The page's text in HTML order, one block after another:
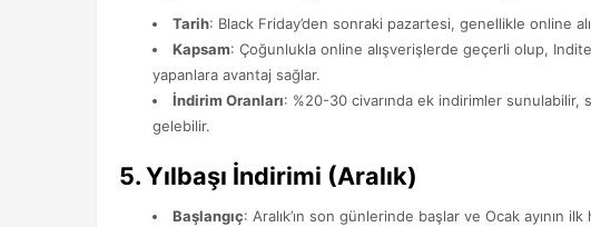
Tarih: Black Friday’den sonraki pazartesi, genellikle online
Kapsam: Çoğunlukla online alışverişlerde geçerli olup,
yapanlara avantaj sağlar.
İndirim Oranları: %20-30 civarında ek indirimler sunulabilir,
gelebilir.
5.Yılbaşı İndirimi (Aralık)
Başlangıç: Aralık’ın son günlerinde başlar ve Ocak ayının